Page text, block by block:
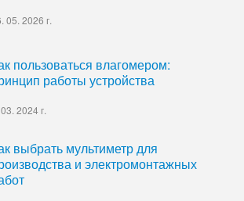
05. 2026 г.
пользоваться влагомером:
работы устройства
2024 г.
выбрать мультиметр для
и электромонтажных